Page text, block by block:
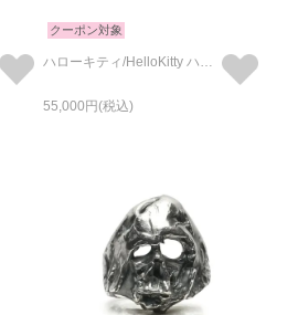
クーポン対象
55,000